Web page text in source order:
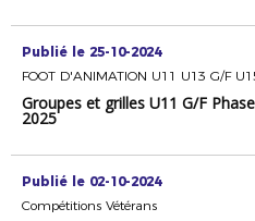
Publié le 25-10-2024
FOOT D'ANIMATION U11 U13 G/F
Groupes et grilles U11 G/F
2025
Publié le 02-10-2024
Compétitions Vétérans